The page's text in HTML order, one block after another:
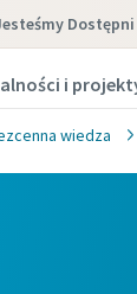
Dostępni
i
wiedza